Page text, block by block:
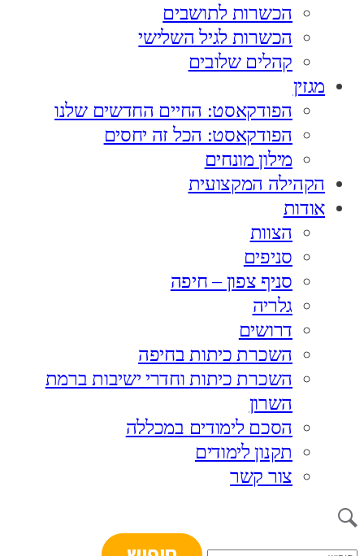
הכשרות לתושבים
הכשרות לגיל השלישי
קהלים שלובים
מגזין
הפודקאסט: החיים החדשים שלנו
הפודקאסט: הכל זה יחסים
מילון מונחים
הקהילה המקצועית
אודות
הצוות
סניפים
סניף צפון – חיפה
גלריה
דרושים
השכרת כיתות בחיפה
השכרת כיתות וחדרי ישיבות ברמת
השרון
הסכם לימודים במכללה
תקנון לימודים
צור קשר
חיפוש: